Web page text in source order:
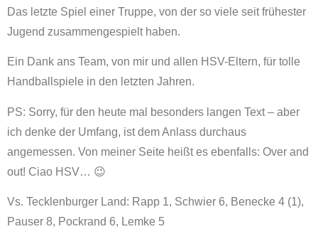
Das letzte Spiel einer Truppe, von der so viele seit frühester
Jugend zusammengespielt haben.
Ein Dank ans Team, von mir und allen HSV-Eltern, für tolle
Handballspiele in den letzten Jahren.
PS: Sorry, für den heute mal besonders langen Text – aber
ich denke der Umfang, ist dem Anlass durchaus
angemessen. Von meiner Seite heißt es ebenfalls: Over and
out! Ciao HSV… 😉
Vs. Tecklenburger Land: Rapp 1, Schwier 6, Benecke 4 (1),
Pauser 8, Pockrand 6, Lemke 5